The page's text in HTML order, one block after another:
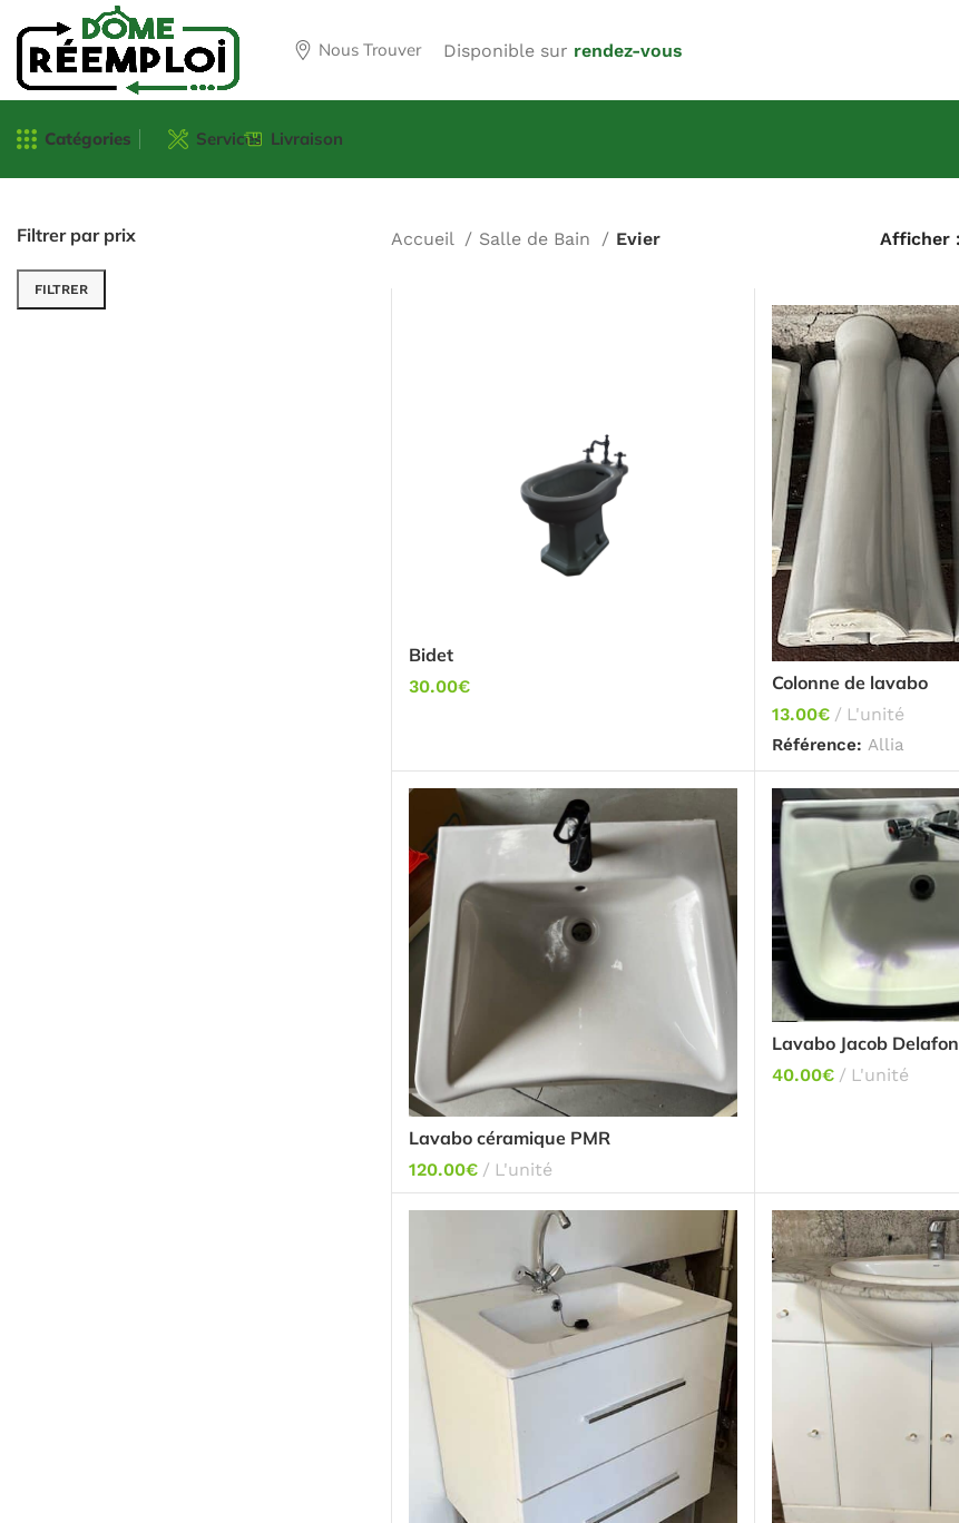
Nous Trouver Disponible sur rendez-vous
Catégories Services Livraison
Filtrer par prix
FILTRER
Accueil Salle de Bain Evier Afficher
Bidet
30.00€ Colonne de lavabo
13.00€ L'unité
Référence: Allia
Lavabo céramique PMR
120.00€ L'unité
Lavabo Jacob Delafon
40.00€ L'unité